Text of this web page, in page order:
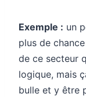
Exemple : un
plus de
de ce secteur
logique, mais
bulle et y être